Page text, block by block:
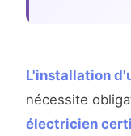
L'installation
nécessite
électricien